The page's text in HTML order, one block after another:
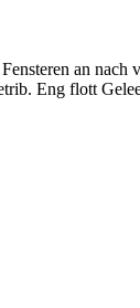
an
Eng flott